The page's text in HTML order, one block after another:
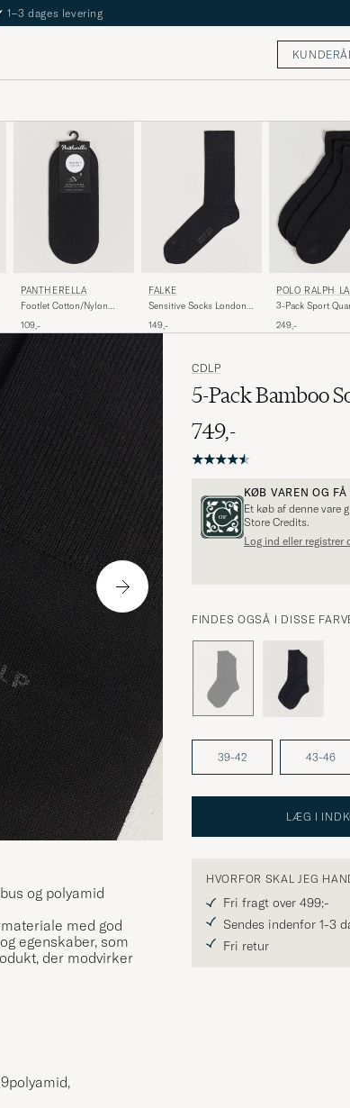
PANTHERELLA
Footlet Cotton/Nylon
109,-
FALKE
Sensitive Socks London
149,-
POLO RALPH
3-Pack Sport
249,-
Flere
UDFORSK LIGNENDE
CDLP
5-Pack Bamboo
749,-
KØB VAREN OG FÅ
Et køb af denne vare
Store Credits.
Log ind eller registrer
FINDES OGSÅ I DISSE
39-42 43-46
LÆG I
HVORFOR SKAL JEG
Fri fragt over 499;-
Sendes indenfor 1-3
Fri retur
og polyamid
med god
egenskaber, som
der modvirker